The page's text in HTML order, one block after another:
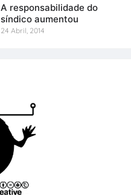
A responsabilidade do
síndico aumentou
24 Abril, 2014